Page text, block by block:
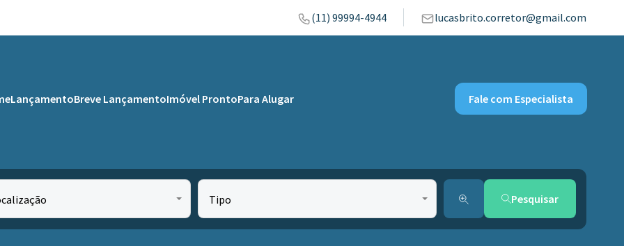
(11) 99994-4944 lucasbrito.corretor@gmail.com
LançamentoBreve LançamentoImóvel ProntoPara Alugar Fale com Especialista
Tipo Pesquisar